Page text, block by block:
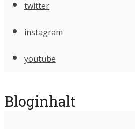
twitter
instagram
youtube
Bloginhalt